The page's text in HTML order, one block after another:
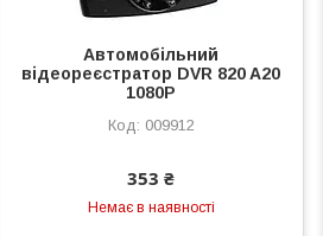
Автомобільний
відеореєстратор DVR 820 A20
1080P
009912
353 ₴
Немає в наявності